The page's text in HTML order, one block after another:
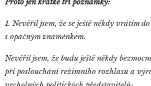
1. Nevěřil jsem, že se ještě někdy vrátím
s opačným znaménkem.
Nevěřil jsem, že budu ještě někdy
při poslouchání režimního rozhlasu a